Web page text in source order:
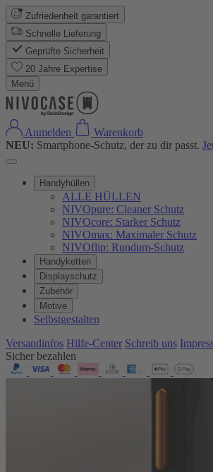
Zufriedenheit garantiert
Schnelle Lieferung
Geprüfte Sicherheit
20 Jahre Expertise
Menü
Anmelden
Warenkorb
NEU: Smartphone-Schutz, der zu dir passt.
Handyhüllen
ALLE HÜLLEN
NIVOpure: Cleaner Schutz
NIVOcore: Starker Schutz
NIVOmax: Maximaler Schutz
NIVOflip: Rundum-Schutz
Handyketten
Displayschutz
Zubehör
Motive
Selbstgestalten
Versandinfos Hilfe-Center Schreib uns
Sicher bezahlen